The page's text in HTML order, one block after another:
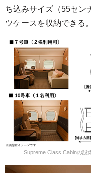
ち込みサイズ（55セン
ツケースを収納できる。
Supreme Class Cabinの設